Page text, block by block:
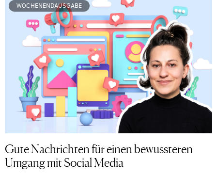
WOCHENENDAUSGABE
Gute Nachrichten für einen bewussteren
Umgang mit Social Media